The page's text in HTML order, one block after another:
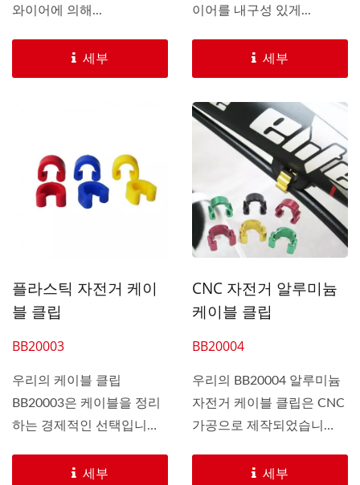
와이어에 의해...
세부
이어를 내구성 있게...
세부
플라스틱 자전거 케이
블 클립
BB20003
우리의 케이블 클립
BB20003은 케이블을 정리
하는 경제적인 선택입니다.
세부
CNC 자전거 알루미늄
케이블 클립
BB20004
우리의 BB20004 알루미늄
자전거 케이블 클립은 CNC
가공으로 제작되었습니
세부